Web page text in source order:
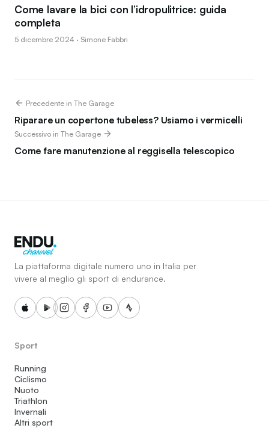
Come lavare la bici con l’idropulitrice: guida
completa
5 dicembre 2024 · Simone Fabbri
Precedente in The Garage
Riparare un copertone tubeless? Usiamo i vermicelli
Successivo in The Garage
Come fare manutenzione al reggisella telescopico
La piattaforma digitale numero uno in Italia per
vivere al meglio gli sport di endurance.
Sport
Running
Ciclismo
Nuoto
Triathlon
Invernali
Altri sport